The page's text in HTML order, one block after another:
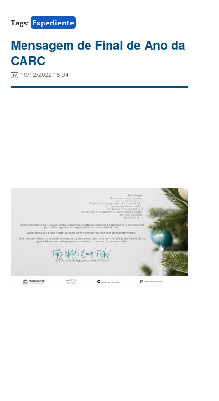
Tags: Expediente
Mensagem de Final de Ano da
CARC
19/12/2022 15:34